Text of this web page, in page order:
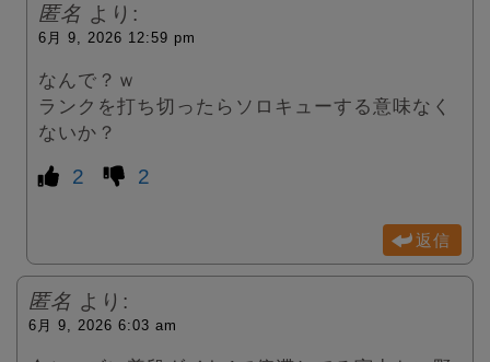
匿名 より:
6月 9, 2026 12:59 pm
なんで？ｗ
ランクを打ち切ったらソロキューする意味なく
ないか？
2 2
返信
匿名 より:
6月 9, 2026 6:03 am